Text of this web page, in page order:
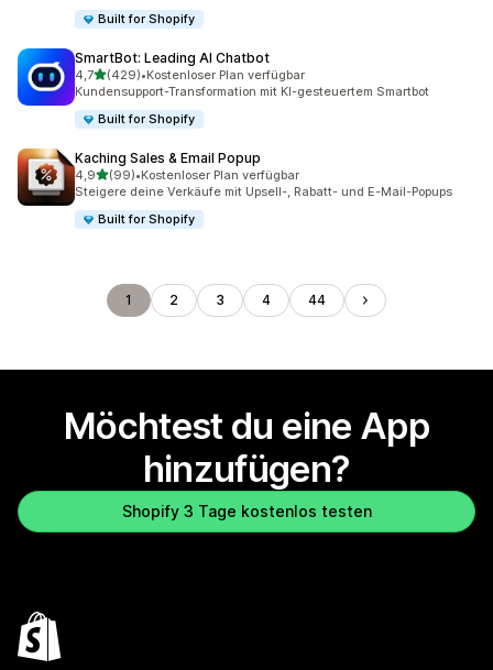
Built for Shopify
SmartBot: Leading AI Chatbot
4,7von 5 Sternen
(429)
429 Rezensionen insgesamt
•Kostenloser Plan verfügbar
Kundensupport-Transformation mit KI-gesteuertem Smartbot
Built for Shopify
Kaching Sales & Email Popup
4,9von 5 Sternen
(99)
99 Rezensionen insgesamt
•Kostenloser Plan verfügbar
Steigere deine Verkäufe mit Upsell-, Rabatt- und E-Mail-Popups
Built for Shopify
1 2 3 4 44
Möchtest du eine App
hinzufügen?
Shopify 3 Tage kostenlos testen